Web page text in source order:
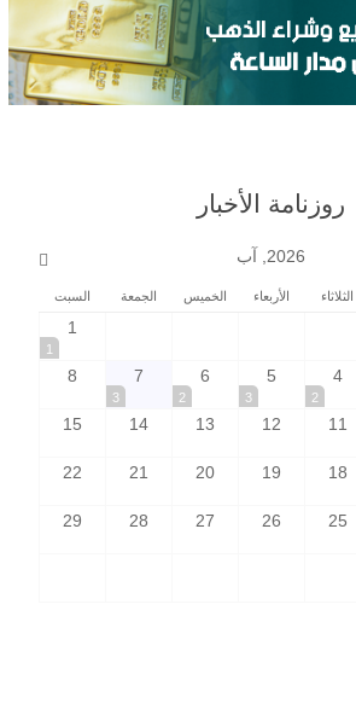
روزنامة الأخبار
2026, آب
الثلاثاء الأربعاء الخميس الجمعة السبت
1
1
4
2
5
3
6
2
7
3
8
11
12
13
14
15
18
19
20
21
22
25
26
27
28
29